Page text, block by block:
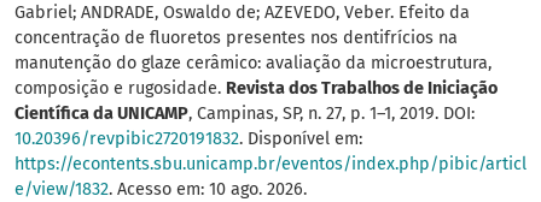
Gabriel; ANDRADE, Oswaldo de; AZEVEDO, Veber. Efeito da
concentração de fluoretos presentes nos dentifrícios na
manutenção do glaze cerâmico: avaliação da microestrutura,
composição e rugosidade. Revista dos Trabalhos de Iniciação
Científica da UNICAMP, Campinas, SP, n. 27, p. 1–1, 2019. DOI:
10.20396/revpibic2720191832. Disponível em:
https://econtents.sbu.unicamp.br/eventos/index.php/pibic/articl
e/view/1832. Acesso em: 10 ago. 2026.